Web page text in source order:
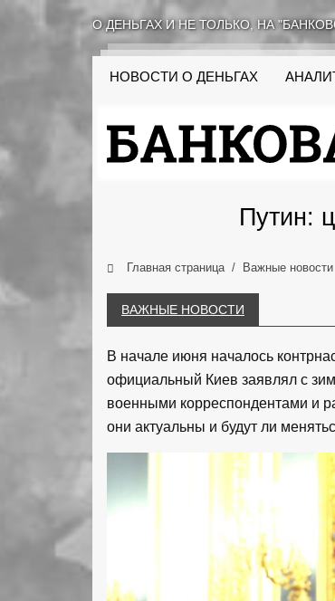
О ДЕНЬГАХ И НЕ ТОЛЬКО, НА
НОВОСТИ О ДЕНЬГАХ
Путин:
Главная страница Важные новости
ВАЖНЫЕ НОВОСТИ
В начале июня началось
официальный Киев заявлял с
военными корреспондентами и
они актуальны и будут ли